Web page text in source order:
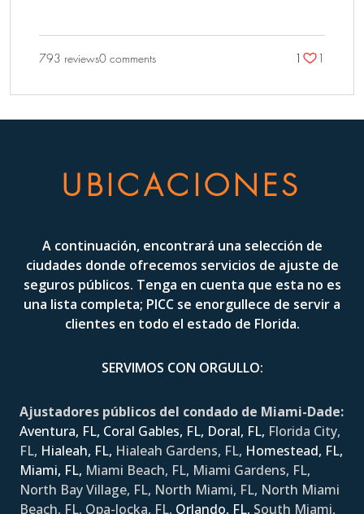
793 reviews0 comments 1 1
UBICACIONES
A continuación, encontrará una selección de
ciudades donde ofrecemos servicios de ajuste de
seguros públicos. Tenga en cuenta que esta no es
una lista completa; PICC se enorgullece de servir a
clientes en todo el estado de Florida.
SERVIMOS CON ORGULLO:
Ajustadores públicos del condado de Miami-Dade:
Aventura, FL, Coral Gables, FL, Doral, FL, Florida City,
FL, Hialeah, FL, Hialeah Gardens, FL, Homestead, FL,
Miami, FL, Miami Beach, FL, Miami Gardens, FL,
North Bay Village, FL, North Miami, FL, North Miami
Beach, FL, Opa-locka, FL, Orlando, FL, South Miami,